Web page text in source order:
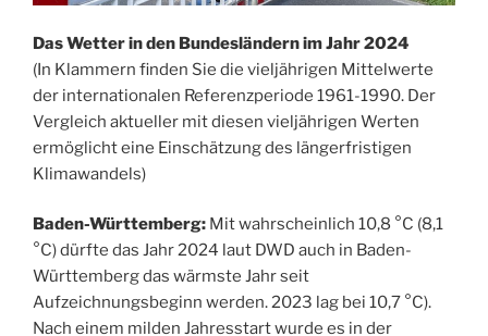
Das Wetter in den Bundesländern im Jahr 2024
(In Klammern finden Sie die vieljährigen Mittelwerte
der internationalen Referenzperiode 1961-1990. Der
Vergleich aktueller mit diesen vieljährigen Werten
ermöglicht eine Einschätzung des längerfristigen
Klimawandels)
Baden-Württemberg: Mit wahrscheinlich 10,8 °C (8,1
°C) dürfte das Jahr 2024 laut DWD auch in Baden-
Württemberg das wärmste Jahr seit
Aufzeichnungsbeginn werden. 2023 lag bei 10,7 °C).
Nach einem milden Jahresstart wurde es in der